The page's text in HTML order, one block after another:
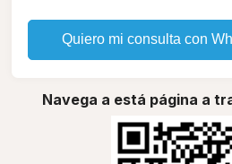
Quiero mi consulta con
Navega a está página a